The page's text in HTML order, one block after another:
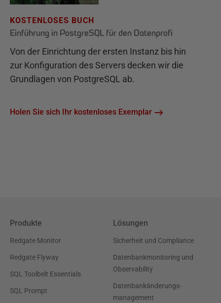
KOSTENLOSES BUCH
Einführung in PostgreSQL für den Datenprofi
Von der Einrichtung der ersten Instanz bis hin
zur Konfiguration des Servers decken wir die
Grundlagen von PostgreSQL ab.
Holen Sie sich Ihr kostenloses Exemplar
Produkte
Redgate Monitor
Redgate Flyway
SQL Toolbelt Essentials
SQL Prompt
Lösungen
Sicherheit und Compliance
Datenbankmonitoring und
Observability
Datenbankänderungs-
management